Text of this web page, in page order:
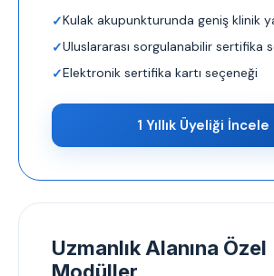
Kulak akupunkturunda geniş klinik
Uluslararası sorgulanabilir sertifika
Elektronik sertifika kartı seçeneği
1 Yıllık Üyeliği İncele
Uzmanlık Alanına Özel